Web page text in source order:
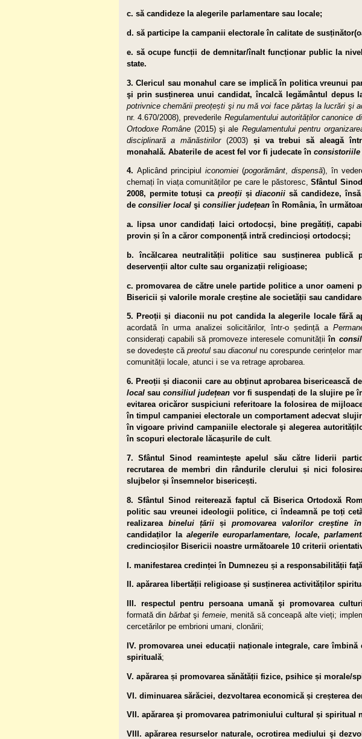
c. să candideze la alegerile parlamentare sau locale;
d. să participe la campanii electorale în calitate de
e. să ocupe funcții de demni­tar/înalt funcționar public la
state.
3. Clericul sau monahul care se implică în politica vreunui
şi prin sus­ținerea unui candidat, încalcă legământul depus
potrivnice chemării preoțești şi nu mă voi face părtaș la lucrări şi
nr. 4.670/2008), prevederile Regulamentului auto­rităților canonice
Ortodoxe Române (2015) şi ale Regulamentului pentru
disciplinară a mănăstirilor(2003) și va trebui să aleagă
monahală. Abaterile de acest fel vor fi judecate în consistoriile
4. Aplicând principiul iconomiei(pogorământ, dispensă), în
chemați în viața comuni­tăților pe care le păstoresc,Sfântul
2008, permite totuși capreoții și diaconii să candideze,
de consilier localşi consilier județeanîn România, în
a. lipsa unor candidați laici or­to­docși, bine pregătiți,
provin și în a căror componență intră credin­cioși ortodocși;
b. încălcarea neutralității politice sau susținerea
deservenții altor culte sau organizații religioase;
c. promovarea de către unele partide politice a unor oameni
Bisericii și valorile morale creștine ale so­cietății sau
5. Preoții și diaconii nu pot candida la alegerile locale fără
acordată în urma analizei solicitărilor, într-o ședință a
considerați capabili să promoveze interesele comunitățiiîn
se dovedește căpreotul saudiaconul nu corespunde cerințelor
comunității locale, atunci i se va retrage aprobarea.
6. Preoții și diaconii care au obținut aprobarea bisericească
localsauconsiliul județean vor fi suspen­dați de la slujire pe
evitarea oricăror suspiciuni referitoare la folosirea de
în timpul campaniei electorale un comportament adecvat
în vigoare privind campaniile electorale şi alegerea
în scopuri electorale lăcașurile de cult.
7. Sfântul Sinod reamintește apelul său către liderii
recrutarea de mem­bri din rândurile clerului și nici
slujbelor și însemnelor bise­ri­cești.
8. Sfântul Sinod reiterează faptul că Biserica Ortodoxă
politic sau vre­unei ideologii politice, ci îndeamnă pe toți
realizareabinelui țăriișipromovarea valorilor creștine
candidaților la alegerile europarlamentare, locale,
credin­cioșilor Bisericii noastre următoarele 10 criterii
I. manifestarea credinței în Dumnezeu și a responsabilității
II. apărarea libertății religioase și susținerea activităților
III. respectul pentru persoana umană şi promovarea
formată din bărbatşi femeie, menită să conceapă alte vieți;
cercetărilor pe embrioni umani, clonării;
IV. promovarea unei educații naționale integrale, care
spirituală;
V. apărarea și promovarea să­nătă­ții fizice, psihice și mo­rale/
VI. diminuarea sărăciei, dezvoltarea economică și creșterea
VII. apărarea şi promovarea patrimoniului cultural și spiritual
VIII. apărarea resurselor naturale, ocrotirea mediului şi